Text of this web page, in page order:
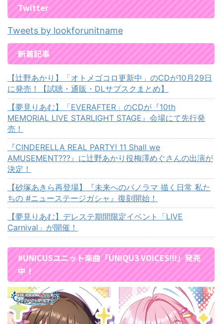
Twitter
Tweets by lookforunitname
新着記事
【辻野あかり】「オトメゴコロ更新中」のCDが10月29日
に発売！【試聴・通販・DLサブスクまとめ】
【夢見りあむ】「EVERAFTER」のCDが『10th
MEMORIAL LIVE STARLIGHT STAGE』会場にて先行発
売！
『CINDERELLA REAL PARTY! 11 Shall we
AMUSEMENT???』に辻野あかり役梅澤めぐさんの出演が
決定！
【砂塚あきら再登場】『未来へのパノラマ 描く日常 私た
ちの #ニューステージガシャ』復刻開始！
【夢見りあむ】デレステ期間限定イベント「LIVE
Carnival」が開催！
#UNICUSユニット楽曲「UNIQU3 VOICES!!!」発売
中！